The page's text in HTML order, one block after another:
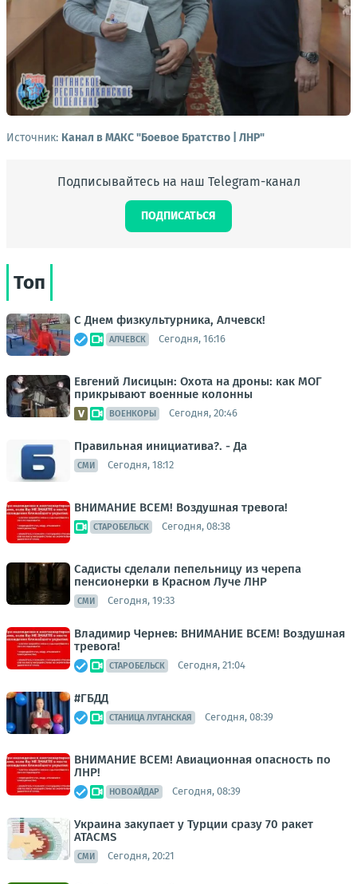
Источник: Канал в МАКС "Боевое Братство | ЛНР"
Подписывайтесь на наш Telegram-канал
ПОДПИСАТЬСЯ
Топ
С Днем физкультурника, Алчевск!
АЛЧЕВСК Сегодня, 16:16
Евгений Лисицын: Охота на дроны: как МОГ
прикрывают военные колонны
ВОЕНКОРЫ Сегодня, 20:46
Правильная инициатива?. - Да
СМИ Сегодня, 18:12
ВНИМАНИЕ ВСЕМ! Воздушная тревога!
СТАРОБЕЛЬСК Сегодня, 08:38
Садисты сделали пепельницу из черепа
пенсионерки в Красном Луче ЛНР
СМИ Сегодня, 19:33
Владимир Чернев: ВНИМАНИЕ ВСЕМ! Воздушная
тревога!
СТАРОБЕЛЬСК Сегодня, 21:04
#ГБДД
СТАНИЦА ЛУГАНСКАЯ Сегодня, 08:39
ВНИМАНИЕ ВСЕМ! Авиационная опасность по
ЛНР!
НОВОАЙДАР Сегодня, 08:39
Украина закупает у Турции сразу 70 ракет
ATACMS
СМИ Сегодня, 20:21